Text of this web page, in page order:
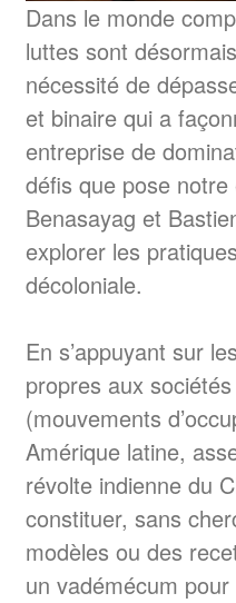
Dans le monde
luttes sont
nécessité de
et binaire qui a
entreprise de
défis que pose
Benasayag et
explorer les
décoloniale.
En s’appuyant sur
propres aux
(mouvements
Amérique latine,
révolte indienne du
constituer, sans
modèles ou des
un vadémécum